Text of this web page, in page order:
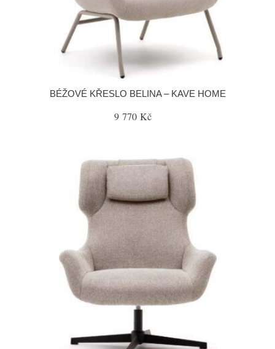
BÉŽOVÉ KŘESLO BELINA – KAVE HOME
9 770 Kč